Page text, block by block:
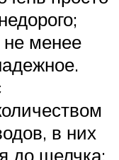
не менее
в них
до щелчка;